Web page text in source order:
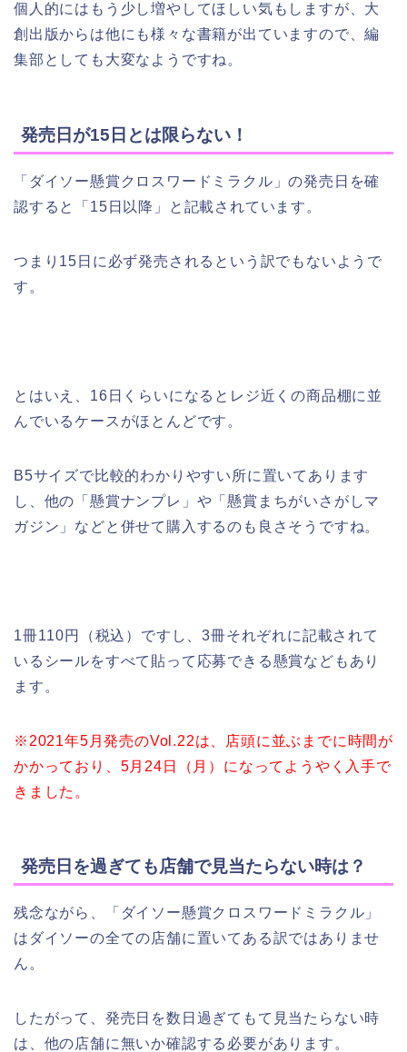
個人的にはもう少し増やしてほしい気もしますが、大
創出版からは他にも様々な書籍が出ていますので、編
集部としても大変なようですね。
発売日が15日とは限らない！
「ダイソー懸賞クロスワードミラクル」の発売日を確
認すると「15日以降」と記載されています。
つまり15日に必ず発売されるという訳でもないようで
す。
とはいえ、16日くらいになるとレジ近くの商品棚に並
んでいるケースがほとんどです。
B5サイズで比較的わかりやすい所に置いてあります
し、他の「懸賞ナンプレ」や「懸賞まちがいさがしマ
ガジン」などと併せて購入するのも良さそうですね。
1冊110円（税込）ですし、3冊それぞれに記載されて
いるシールをすべて貼って応募できる懸賞などもあり
ます。
※2021年5月発売のVol.22は、店頭に並ぶまでに時間が
かかっており、5月24日（月）になってようやく入手で
きました。
発売日を過ぎても店舗で見当たらない時は？
残念ながら、「ダイソー懸賞クロスワードミラクル」
はダイソーの全ての店舗に置いてある訳ではありませ
ん。
したがって、発売日を数日過ぎてもて見当たらない時
は、他の店舗に無いか確認する必要があります。